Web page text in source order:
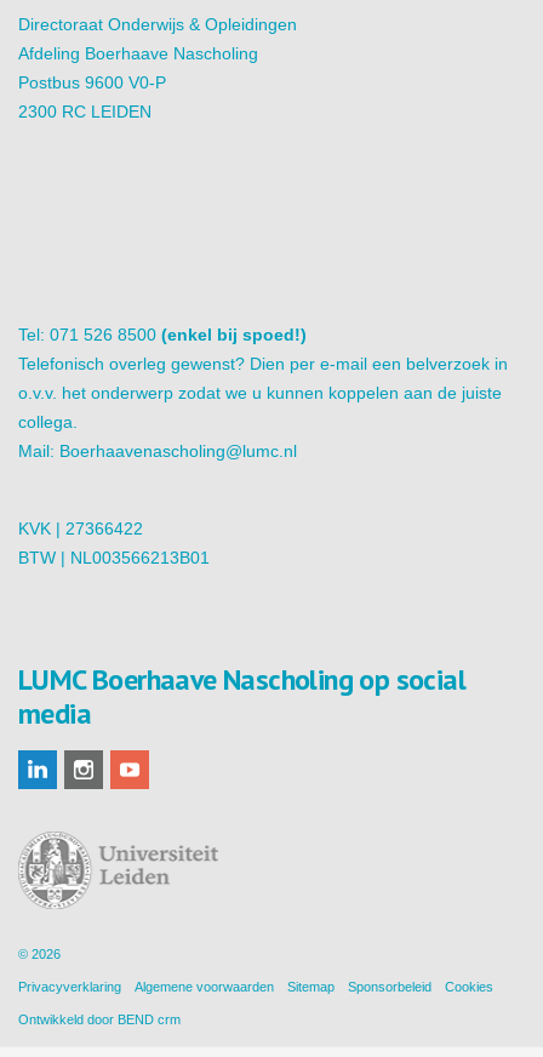
Directoraat Onderwijs & Opleidingen
Afdeling Boerhaave Nascholing
Postbus 9600 V0-P
2300 RC LEIDEN
Tel: 071 526 8500 (enkel bij spoed!)
Telefonisch overleg gewenst? Dien per e-mail een belverzoek in
o.v.v. het onderwerp zodat we u kunnen koppelen aan de juiste
collega.
Mail: Boerhaavenascholing@lumc.nl
KVK | 27366422
BTW | NL003566213B01
LUMC Boerhaave Nascholing op social
media
© 2026
Privacyverklaring Algemene voorwaarden Sitemap Sponsorbeleid Cookies
Ontwikkeld door BEND crm